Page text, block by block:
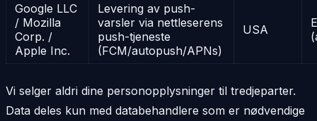
Google LLC
/ Mozilla
Corp. /
Apple Inc.
Levering av push-
varsler via nettleserens
push-tjeneste
(FCM/autopush/APNs)
USA
Vi selger aldri dine personopplysninger til tredjeparter.
Data deles kun med databehandlere som er nødvendige